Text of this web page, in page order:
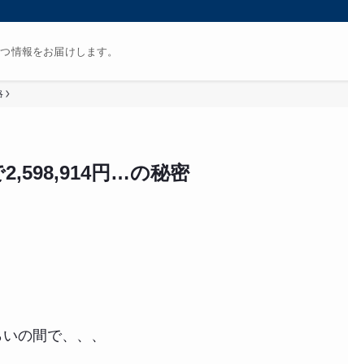
情報をお届けします。
2,598,914円…の秘密
の間で、、、